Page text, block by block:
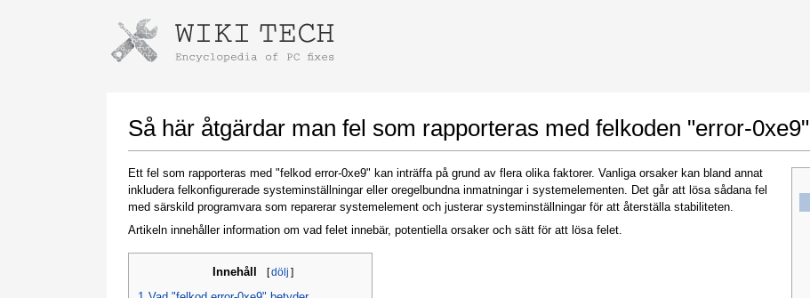
Så här åtgärdar man fel som rapporteras med felkoden "error-0xe9"
Ett fel som rapporteras med "felkod error-0xe9" kan inträffa på grund av flera olika faktorer. Vanliga orsaker kan bland annat
inkludera felkonfigurerade systeminställningar eller oregelbundna inmatningar i systemelementen. Det går att lösa sådana fel
med särskild programvara som reparerar systemelement och justerar systeminställningar för att återställa stabiliteten.
Artikeln innehåller information om vad felet innebär, potentiella orsaker och sätt för att lösa felet.
Innehåll [dölj ]
Instructions for downloading using Google Chrome
Once the download is complete, click on the